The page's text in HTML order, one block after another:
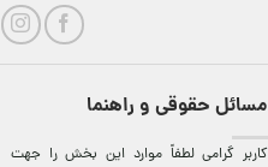
مسائل حقوقی و راهنما
کاربر گرامی لطفاً موارد این بخش را جهت